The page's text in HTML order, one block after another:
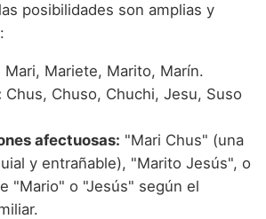
posibilidades son amplias y
Mari, Mariete, Marito, Marín.
Chus, Chuso, Chuchi, Jesu, Suso
afectuosas: "Mari Chus" (una
y entrañable), "Marito Jesús", o
"Mario" o "Jesús" según el